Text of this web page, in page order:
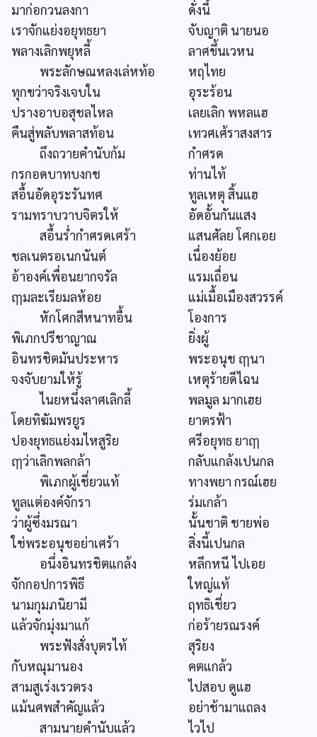
มาก่อกวนลงกา
ดั่งนี้
เราจักแย่งอยุทธยา
จับญาติ นายนอ
พลางเลิกพยุหลี้
ลาศขึ้นเวหน
พระลักษณหลงเล่หท้อ
หฤไทย
ทุกขว่าจริงเจบใน
อุระร้อน
ปรางอาบอสุชลไหล
เลยเลิก พหลแฮ
คืนสู่พลับพลาสท้อน
เทวศเศ้ราสงสาร
ถึงถวายคำนับก้ม
กำศรด
กรกอดบาทบงกช
ท่านไท้
สอื้นอัดอุระรันทศ
ทูลเหตุ สิ้นแฮ
รามทราบวาบจิตรให้
อัดอั้นกันแสง
สอื้นร่ำกำศรดเศร้า
แสนศัลย โศกเอย
ชลเนตรอเนกนันต์
เนื่องย้อย
อ้าองค์เพื่อนยากจรัล
แรมเถื่อน
ฤๅมละเรียมลห้อย
แม่เมื้อเมืองสวรรค์
หักโศกสีหนาทอื้น
โองการ
พิเภกปรีชาญาณ
ยิ่งผู้
อินทรชิตมันประหาร
พระอนุช ฤๅนา
จงจับยามให้รู้
เหตุร้ายดีไฉน
ไนยหนึ่งลาศเลิกลี้
พลมูล มากเฮย
โดยทิฆัมพรยูร
ยาตรฟ้า
ปองยุทธแย่งมไหสูริย
ศรีอยุทธ ยาฤๅ
ฤๅว่าเลิกพลกล้า
กลับแกล้งเปนกล
พิเภกผู้เชี่ยวแท้
ทางพยา กรณ์เฮย
ทูลแต่องค์จักรา
ร่มเกล้า
ว่าผู้ซึ่งมรณา
นั้นชาติ ชายพ่อ
ใช่พระอนุชอย่าเศร้า
สิ่งนี้เปนกล
อนึ่งอินทรชิตแกล้ง
หลีกหนี ไปเอย
จักกอปการพิธี
ใหญ่แท้
นามกุมภนิยามี
ฤทธิเชี่ยว
แล้วจักมุ่งมาแก้
ก่อร้ายรณรงค์
พระฟังสั่งบุตรไท้
สุริยง
กับหณุมานอง
คตแกล้ว
สามสูเร่งเรวตรง
ไปสอบ ดูแฮ
แม้นศพสำคัญแล้ว
อย่าช้ามาแถลง
สามนายคำนับแล้ว
ไวไป